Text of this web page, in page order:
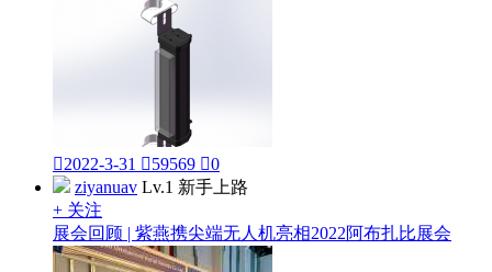
2022-3-31 59569 0
ziyanuav Lv.1 新手上路
+ 关注
展会回顾 | 紫燕携尖端无人机亮相2022阿布扎比展会